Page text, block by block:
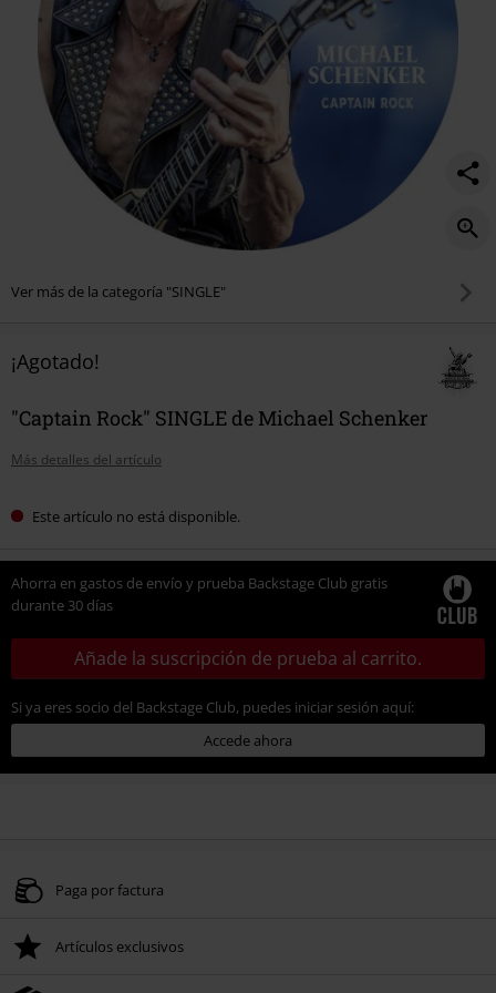
Ver más de la categoría "SINGLE"
¡Agotado!
"Captain Rock" SINGLE de Michael Schenker
Más detalles del artículo
Este artículo no está disponible.
Ahorra en gastos de envío y prueba Backstage Club gratis
durante 30 días
Añade la suscripción de prueba al carrito.
Si ya eres socio del Backstage Club, puedes iniciar sesión aquí:
Accede ahora
Paga por factura
Artículos exclusivos